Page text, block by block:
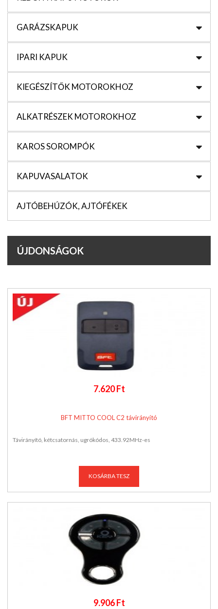
GARÁZSKAPUK
IPARI KAPUK
KIEGÉSZÍTŐK MOTOROKHOZ
ALKATRÉSZEK MOTOROKHOZ
KAROS SOROMPÓK
KAPUVASALATOK
AJTÓBEHÚZÓK, AJTÓFÉKEK
ÚJDONSÁGOK
7.620 Ft
BFT MITTO COOL C2 távirányító
Távirányító, kétcsatornás, ugrókódos, 433.92MHz-es
KOSÁRBA TESZ
9.906 Ft